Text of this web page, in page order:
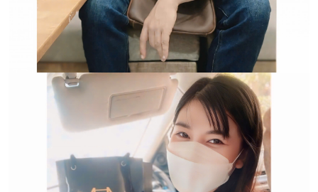
Trường hợp không chấp
nhận đổi hoặc trả sản
phẩm: